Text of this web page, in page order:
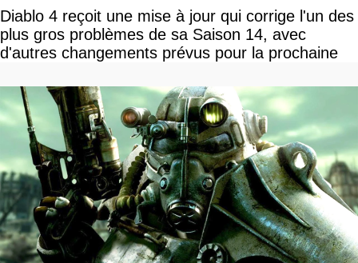
Diablo 4 reçoit une mise à jour qui corrige l'un des
plus gros problèmes de sa Saison 14, avec
d'autres changements prévus pour la prochaine